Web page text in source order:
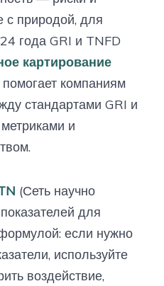
с природой, для
года GRI и TNFD
картирование
помогает компаниям
стандартами GRI и
и
(Сеть научно
для
если нужно
используйте
воздействие,